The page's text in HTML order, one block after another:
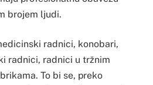
brojem ljudi.
radnici, konobari,
radnici, radnici u tržnim
To bi se, preko